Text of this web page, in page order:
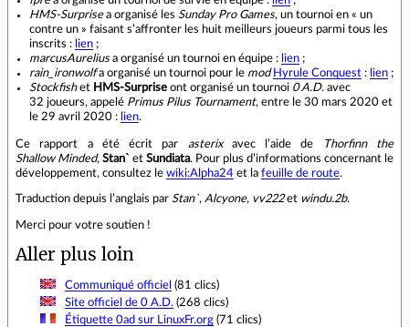
HMS-Surprisea organisé les Sunday Pro Games, un tournoi en « un
contre un » faisant s’affronter les huit meilleurs joueurs parmi tous les
inscrits : lien ;
marcusAureliusa organisé un tournoi en équipe : lien ;
rain_ironwolfa organisé un tournoi pour le mod Hyrule Conquest : lien ;
Stockfishet HMS-Surprise ont organisé un tournoi 0 A.D. avec
32 joueurs, appelé Primus Pilus Tournament, entre le 30 mars 2020 et
le 29 avril 2020 : lien.
Ce rapport a été écrit par asterixavec l’aide de
Thorfinn the
Shallow Minded, Stan` et Sundiata. Pour plus d’informations concernant le
développement, consultez le wiki:Alpha24 et la feuille de route.
Traduction depuis l’anglais par Stan`, Alcyone, vv222et windu.2b.
Merci pour votre soutien !
Aller plus loin
Communiqué officiel (81 clics)
Site officiel de 0 A.D. (268 clics)
Étiquette 0ad sur LinuxFr.org(71 clics)